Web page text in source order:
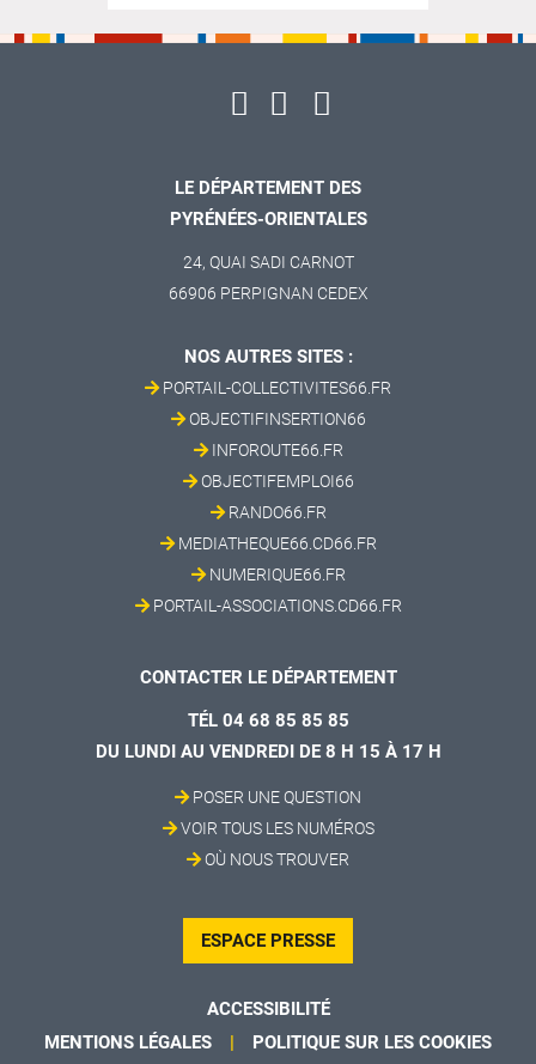
LE DÉPARTEMENT DES
PYRÉNÉES-ORIENTALES
24, QUAI SADI CARNOT
66906 PERPIGNAN CEDEX
NOS AUTRES SITES :
PORTAIL-COLLECTIVITES66.FR
OBJECTIFINSERTION66
INFOROUTE66.FR
OBJECTIFEMPLOI66
RANDO66.FR
MEDIATHEQUE66.CD66.FR
NUMERIQUE66.FR
PORTAIL-ASSOCIATIONS.CD66.FR
CONTACTER LE DÉPARTEMENT
TÉL 04 68 85 85 85
DU LUNDI AU VENDREDI DE 8 H 15 À 17 H
POSER UNE QUESTION
VOIR TOUS LES NUMÉROS
OÙ NOUS TROUVER
ESPACE PRESSE
ACCESSIBILITÉ
MENTIONS LÉGALES
POLITIQUE SUR LES COOKIES